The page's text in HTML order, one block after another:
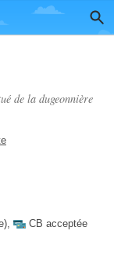
de la dugeonnière
, CB acceptée